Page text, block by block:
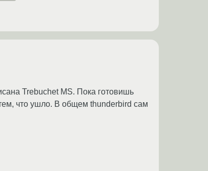
Trebuchet MS. Пока готовишь
что ушло. В общем thunderbird сам